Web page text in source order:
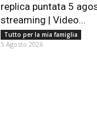
replica puntata 5
streaming | Video...
Tutto per la mia famiglia
5 Agosto 2026